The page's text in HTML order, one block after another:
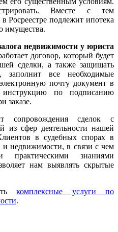
Вместе с тем
Росреестре подлежит ипотека
имущества.
недвижимости у юриста
договор, который будет
сделки, а также защищать
все необходимые
почту документ в
по подписанию
заказе.
сделок с
из сфер деятельности нашей
в судебных спорах в
и недвижимости, в связи с чем
знаниями
нам выявлять скрытые
комплексные услуги по
.